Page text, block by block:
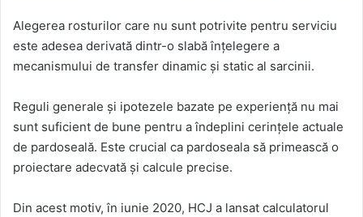
Alegerea rosturilor care nu sunt potrivite pentru serviciu
este adesea derivată dintr-o slabă înțelegere a
mecanismului de transfer dinamic și static al sarcinii.
Reguli generale și ipotezele bazate pe experiență nu mai
sunt suficient de bune pentru a îndeplini cerințele actuale
de pardoseală. Este crucial ca pardoseala să primească o
proiectare adecvată și calcule precise.
Din acest motiv, în iunie 2020, HCJ a lansat calculatorul